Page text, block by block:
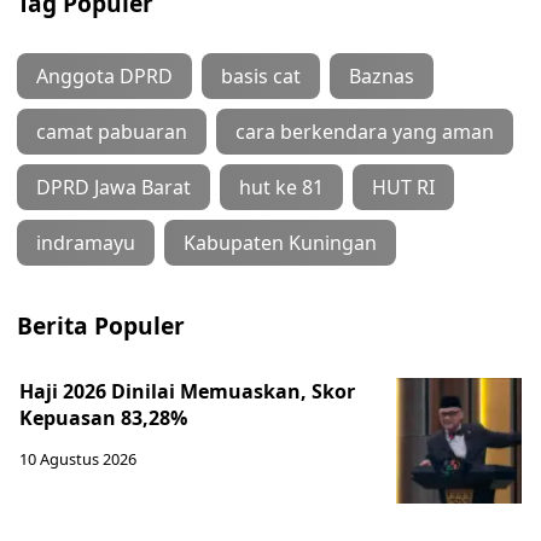
Anggota DPRD basis cat Baznas
camat pabuaran cara berkendara yang aman
DPRD Jawa Barat hut ke 81 HUT RI
indramayu Kabupaten Kuningan
Berita Populer
Haji 2026 Dinilai Memuaskan, Skor
Kepuasan 83,28%
10 Agustus 2026